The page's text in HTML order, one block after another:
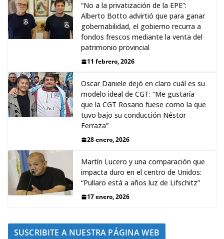
“No a la privatización de la EPE”:
Alberto Botto advirtió que para ganar
gobernabilidad, el gobierno recurra a
fondos frescos mediante la venta del
patrimonio provincial
11 febrero, 2026
Oscar Daniele dejó en claro cuál es su
modelo ideal de CGT: “Me gustaría
que la CGT Rosario fuese como la que
tuvo bajo su conducción Néstor
Ferraza”
28 enero, 2026
Martín Lucero y una comparación que
impacta duro en el centro de Unidos:
“Pullaro está a años luz de Lifschitz”
17 enero, 2026
SUSCRIBITE A NUESTRA PÁGINA WEB